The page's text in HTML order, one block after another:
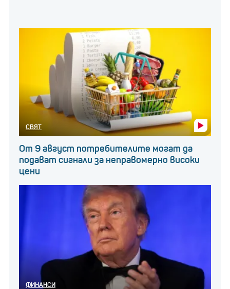
СВЯТ
От 9 август потребителите могат да
подават сигнали за неправомерно високи
цени
ФИНАНСИ